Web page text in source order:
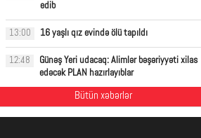
edib
13:00 16 yaşlı qız evində ölü tapıldı
12:48
Günəş Yeri udacaq: Alimlər bəşəriyyəti xilas
edəcək PLAN hazırlayıblar
Bütün xəbərlər